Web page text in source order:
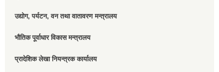
उद्योग, पर्यटन, वन तथा वातावरण मन्त्रालय
भौतिक पूर्वाधार विकास मन्त्रालय
प्रादेशिक लेखा नियन्त्रक कार्यालय